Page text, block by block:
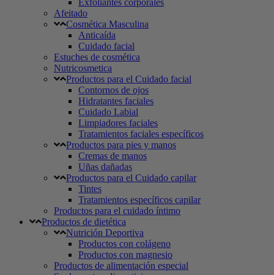
Exfoliantes corporales
Afeitado
Cosmética Masculina
Anticaída
Cuidado facial
Estuches de cosmética
Nutricosmetica
Productos para el Cuidado facial
Contornos de ojos
Hidratantes faciales
Cuidado Labial
Limpiadores faciales
Tratamientos faciales específicos
Productos para pies y manos
Cremas de manos
Uñas dañadas
Productos para el Cuidado capilar
Tintes
Tratamientos específicos capilar
Productos para el cuidado íntimo
Productos de dietética
Nutrición Deportiva
Productos con colágeno
Productos con magnesio
Productos de alimentación especial